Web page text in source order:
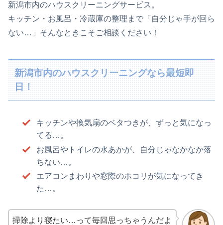
新潟市内のハウスクリーニングサービス。
キッチン・お風呂・冷蔵庫の整理まで「自分じゃ手が回ら
ない…」そんなときこそご相談ください！
新潟市内のハウスクリーニングなら最短即
日！
キッチンや換気扇のベタつきが、ずっと気になっ
てる…。
お風呂やトイレの水あかが、自分じゃなかなか落
ちない…。
エアコンまわりや窓際のホコリが気になってき
た…。
掃除より寝たい…って毎回思っちゃうんだよ